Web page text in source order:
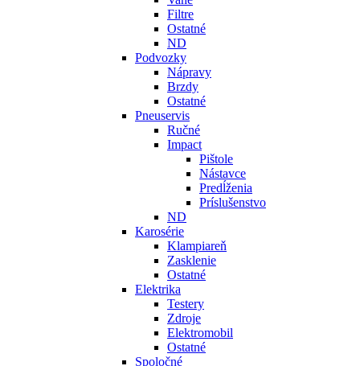
Filtre
Ostatné
ND
Podvozky
Nápravy
Brzdy
Ostatné
Pneuservis
Ručné
Impact
Pištole
Nástavce
Predĺženia
Príslušenstvo
ND
Karosérie
Klampiareň
Zasklenie
Ostatné
Elektrika
Testery
Zdroje
Elektromobil
Ostatné
Spoločné